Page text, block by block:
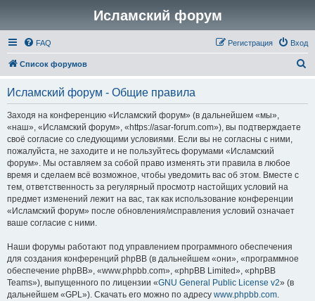
Исламский форум
FAQ Вход
Регистрация
Список форумов
Исламский форум - Общие правила
Заходя на конференцию «Исламский форум» (в дальнейшем «мы»,
«наш», «Исламский форум», «https://asar-forum.com»), вы подтверждаете
своё согласие со следующими условиями. Если вы не согласны с ними,
пожалуйста, не заходите и не пользуйтесь форумами «Исламский
форум». Мы оставляем за собой право изменять эти правила в любое
время и сделаем всё возможное, чтобы уведомить вас об этом. Вместе с
тем, ответственность за регулярный просмотр настойщих условий на
предмет изменений лежит на вас, так как использование конференции
«Исламский форум» после обновления/исправления условий означает
ваше согласие с ними.
Наши форумы работают под управлением программного обеспечения
для создания конференций phpBB (в дальнейшем «они», «программное
обеспечение phpBB», «www.phpbb.com», «phpBB Limited», «phpBB
Teams»), выпущенного по лицензии «GNU General Public License v2» (в
дальнейшем «GPL»). Скачать его можно по адресу www.phpbb.com.